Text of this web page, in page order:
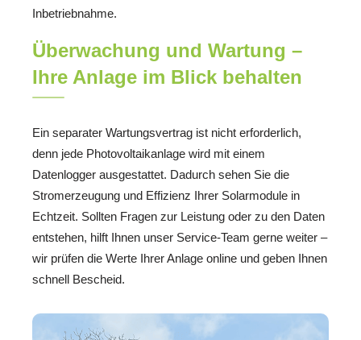
Inbetriebnahme.
Überwachung und Wartung –
Ihre Anlage im Blick behalten
Ein separater Wartungsvertrag ist nicht erforderlich,
denn jede Photovoltaikanlage wird mit einem
Datenlogger ausgestattet. Dadurch sehen Sie die
Stromerzeugung und Effizienz Ihrer Solarmodule in
Echtzeit. Sollten Fragen zur Leistung oder zu den Daten
entstehen, hilft Ihnen unser Service-Team gerne weiter –
wir prüfen die Werte Ihrer Anlage online und geben Ihnen
schnell Bescheid.